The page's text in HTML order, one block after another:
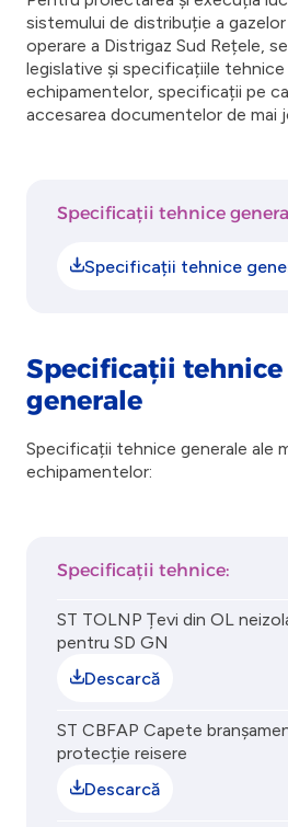
sistemului de distribuție a
operare a Distrigaz Sud Rețele,
legislative și specificațiile tehnice
echipamentelor, specificații pe
accesarea documentelor de mai
Specificații tehnice
Specificații tehnice
Specificații
generale
Specificații tehnice generale ale
echipamentelor:
Specificații tehnice:
ST TOLNP Țevi din OL
pentru SD GN
Descarcă
ST CBFAP Capete
protecție reisere
Descarcă